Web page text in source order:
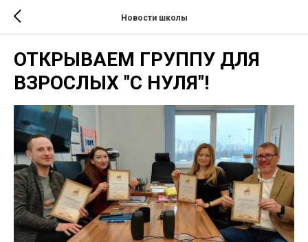
Новости школы
ОТКРЫВАЕМ ГРУППУ ДЛЯ
ВЗРОСЛЫХ "С НУЛЯ"!